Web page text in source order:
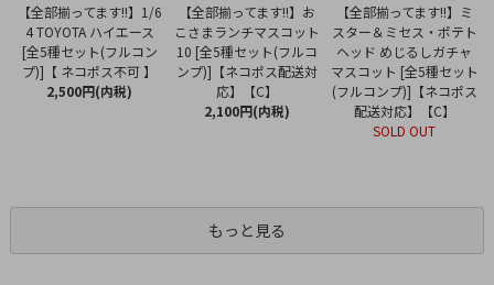
【全部揃ってます!!】1/6
4 TOYOTA ハイエース
[全5種セット(フルコン
プ)]【 ネコポス不可 】
2,500円(内税)
【全部揃ってます!!】お
こさまランチマスコット
10 [全5種セット(フルコ
ンプ)]【ネコポス配送対
応】【C】
2,100円(内税)
【全部揃ってます!!】ミ
スター＆ミセス・ポテト
ヘッド めじるしガチャ
マスコット [全5種セット
(フルコンプ)]【ネコポス
配送対応】【C】
SOLD OUT
もっと見る